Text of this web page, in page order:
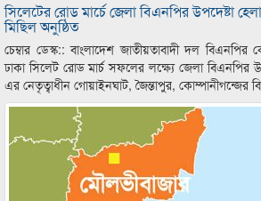
সিলেটের রোড মার্চে জেলা বিএনপির উপদেষ্টা
মিছিল অনুষ্ঠিত
চেম্বার ডেস্ক:: বাংলাদেশ জাতীয়তাবাদী দল বিএনপির
ঢাকা সিলেট রোড মার্চ সফলের লক্ষ্যে জেলা বিএনপির
এর নেতৃত্বাধীন গোয়াইনঘাট, জৈন্তাপুর, কোম্পানীগন্জের